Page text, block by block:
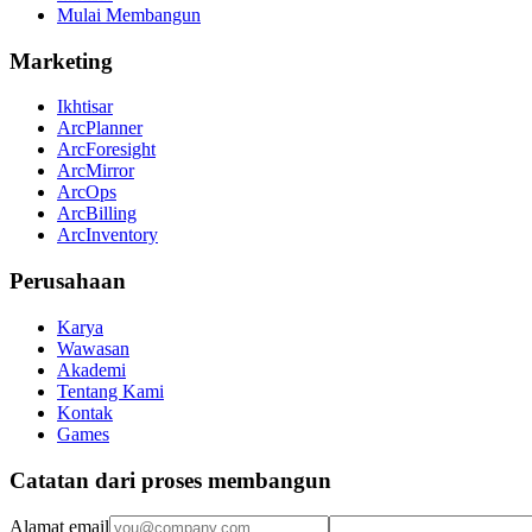
Mulai Membangun
Marketing
Ikhtisar
ArcPlanner
ArcForesight
ArcMirror
ArcOps
ArcBilling
ArcInventory
Perusahaan
Karya
Wawasan
Akademi
Tentang Kami
Kontak
Games
Catatan dari proses membangun
Alamat email